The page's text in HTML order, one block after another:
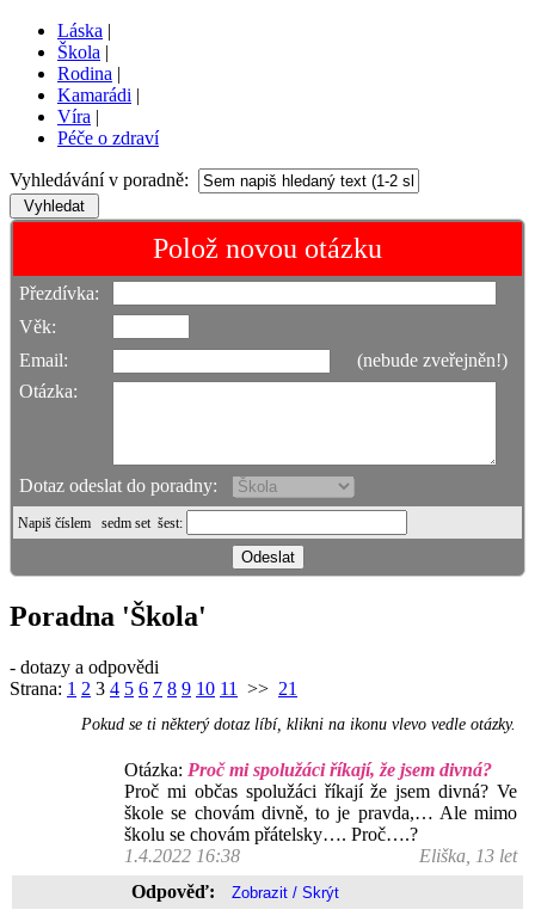
Láska |
Škola |
Rodina |
Kamarádi |
Víra |
Péče o zdraví
Vyhledávání v poradně:
Polož novou otázku
Přezdívka:
Věk:
Email:
(nebude zveřejněn!)
Otázka:
Dotaz odeslat do poradny:
Napiš číslem sedm set šest:
Poradna 'Škola'
- dotazy a odpovědi
Strana: 1 2 3 4 5 6 7 8 9 10 11 >> 21
Pokud se ti některý dotaz líbí, klikni na ikonu vlevo vedle otázky.
Otázka: Proč mi spolužáci říkají, že jsem divná?
Proč mi občas spolužáci říkají že jsem divná? Ve
škole se chovám divně, to je pravda,… Ale mimo
školu se chovám přátelsky…. Proč….?
1.4.2022 16:38
Eliška, 13 let
Odpověď: